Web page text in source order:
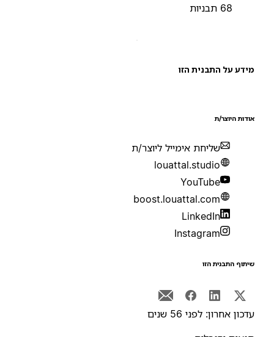
על התבנית הזו
היוצר/ת
שליחת אימייל ליוצר/ת
louattal.studio
YouTube
boost.louattal.com
LinkedIn
Instagram
התבנית הזו
אחרון: לפני 56 שנים